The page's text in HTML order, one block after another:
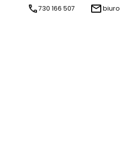
730 166 507